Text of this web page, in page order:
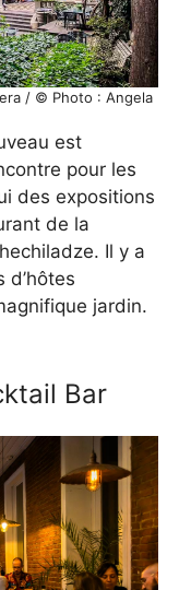
/ © Photo : Angela
est
pour les
des expositions
de la
Il y a
d’hôtes
jardin.
Bar